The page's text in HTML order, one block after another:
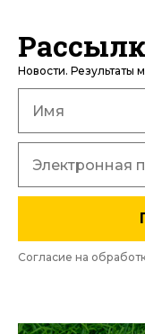
Новости. Результаты
Согласие на